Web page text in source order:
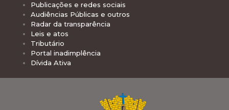
Publicações e redes sociais
Audiências Públicas e outros
Radar da transparência
Leis e atos
Tributário
Portal inadimplência
Dívida Ativa